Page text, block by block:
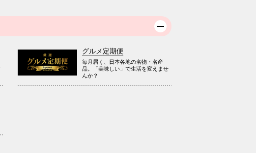
グルメ定期便
毎月届く、日本各地の名物・名産
品。「美味しい」で生活を変えませ
んか？